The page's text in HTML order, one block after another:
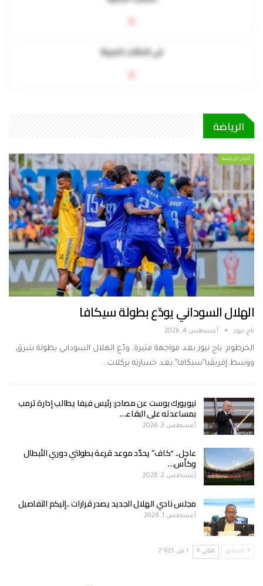
في الحالات الحرجة
الرياضة
أخبار الرياضة
الهلال السوداني يودّع بطولة سيكافا
باج نيوز أغسطس 4, 2026
الخرطوم: باج نيوز بعد مواجهة مثيرة. ودّع الهلال السوداني بطولة شرق
ووسط إفريقيا"سيكافا" بعد خسارته بركلات…
نيويورك بوست عن مصادر: رئيس فيفا يطالب إدارة ترمب
بمساعدته على البقاء…
أغسطس 3, 2026
عاجل.. “كاف” يحدّد موعد قرعة بطولتي دوري الأبطال
وكأس…
أغسطس 2, 2026
مجلس نادي الهلال الجديد يصدر قرارات ..إليكم التفاصيل
أغسطس 1, 2026
السابق التالي 1 من 2٬825